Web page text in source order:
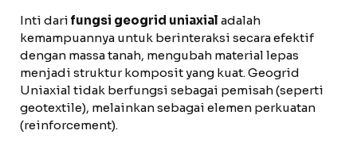
Inti dari fungsi geogrid uniaxial adalah
kemampuannya untuk berinteraksi secara efektif
dengan massa tanah, mengubah material lepas
menjadi struktur komposit yang kuat. Geogrid
Uniaxial tidak berfungsi sebagai pemisah (seperti
geotextile), melainkan sebagai elemen perkuatan
(reinforcement).